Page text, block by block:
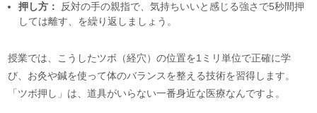
押し方：
反対の手の親指で、気持ちいいと感じる強さで5秒間押
しては離す、を繰り返しましょう。
授業では、こうしたツボ（経穴）の位置を1ミリ単位で正確に学
び、お灸や鍼を使って体のバランスを整える技術を習得します。
「ツボ押し」は、道具がいらない一番身近な医療なんですよ。